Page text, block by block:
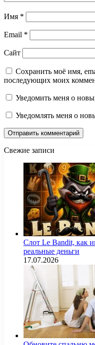
Имя *
Email *
Сайт
Сохранить моё имя,
последующих моих
Уведомить меня о
Уведомлять меня о
Свежие записи
Слот Le Bandit, как
реальные деньги
17.07.2026